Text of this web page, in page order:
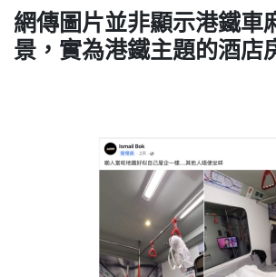
網傳圖片並非顯示港鐵車
景，實為港鐵主題的酒店